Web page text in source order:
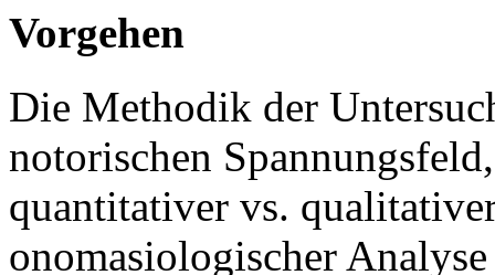
Vorgehen
Die Methodik der
notorischen
quantitativer vs.
onomasiologischer